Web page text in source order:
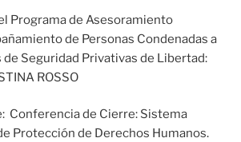
Programa de Asesoramiento
de Personas Condenadas a
de Seguridad Privativas de Libertad:
ROSSO
Conferencia de Cierre: Sistema
Protección de Derechos Humanos.